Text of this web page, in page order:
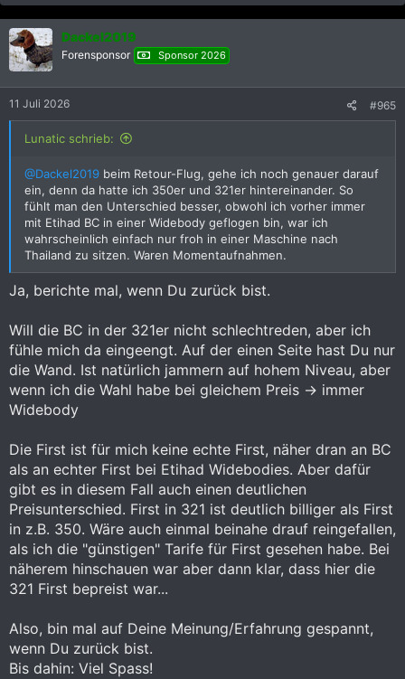
a
k
t
i
o
n
:
Dackel2019
Forensponsor Sponsor 2026
11 Juli 2026 #965
Lunatic schrieb:
@Dackel2019 beim Retour-Flug, gehe ich noch genauer darauf
ein, denn da hatte ich 350er und 321er hintereinander. So
fühlt man den Unterschied besser, obwohl ich vorher immer
mit Etihad BC in einer Widebody geflogen bin, war ich
wahrscheinlich einfach nur froh in einer Maschine nach
Thailand zu sitzen. Waren Momentaufnahmen.
Ja, berichte mal, wenn Du zurück bist.
Will die BC in der 321er nicht schlechtreden, aber ich
fühle mich da eingeengt. Auf der einen Seite hast Du nur
die Wand. Ist natürlich jammern auf hohem Niveau, aber
wenn ich die Wahl habe bei gleichem Preis -> immer
Widebody
Die First ist für mich keine echte First, näher dran an BC
als an echter First bei Etihad Widebodies. Aber dafür
gibt es in diesem Fall auch einen deutlichen
Preisunterschied. First in 321 ist deutlich billiger als First
in z.B. 350. Wäre auch einmal beinahe drauf reingefallen,
als ich die "günstigen" Tarife für First gesehen habe. Bei
näherem hinschauen war aber dann klar, dass hier die
321 First bepreist war...
Also, bin mal auf Deine Meinung/Erfahrung gespannt,
wenn Du zurück bist.
Bis dahin: Viel Spass!